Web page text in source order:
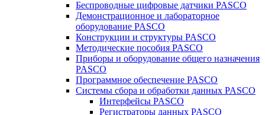
Беспроводные цифровые датчики PASCO
Демонстрационное и лабораторное
оборудование PASCO
Конструкции и структуры PASCO
Методические пособия PASCO
Приборы и оборудование общего назначения
PASCO
Программное обеспечение PASCO
Системы сбора и обработки данных PASCO
Интерфейсы PASCO
Регистраторы данных PASCO